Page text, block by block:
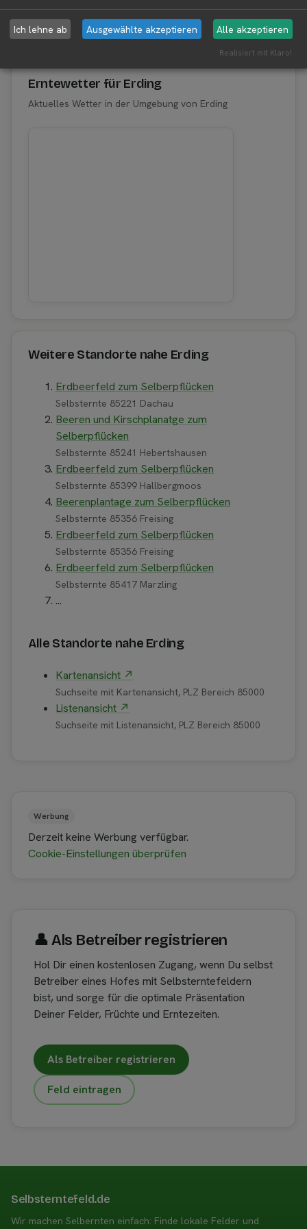
Aktuelle Infos zur Region 85435 Erding
Erntewetter für Erding
Aktuelles Wetter in der Umgebung von Erding
Weitere Standorte nahe Erding
Erdbeerfeld zum Selberpflücken
Selbsternte 85221 Dachau
Beeren und Kirschplanatge zum
Selberpflücken
Selbsternte 85241 Hebertshausen
Erdbeerfeld zum Selberpflücken
Selbsternte 85399 Hallbergmoos
Beerenplantage zum Selberpflücken
Selbsternte 85356 Freising
Erdbeerfeld zum Selberpflücken
Selbsternte 85356 Freising
Erdbeerfeld zum Selberpflücken
Selbsternte 85417 Marzling
...
Alle Standorte nahe Erding
Kartenansicht ↗
Suchseite mit Kartenansicht, PLZ Bereich 85000
Listenansicht ↗
Suchseite mit Listenansicht, PLZ Bereich 85000
Werbung
Derzeit keine Werbung verfügbar.
Cookie-Einstellungen überprüfen
👤︎ Als Betreiber registrieren
Hol Dir einen kostenlosen Zugang, wenn Du selbst
Betreiber eines Hofes mit Selbsterntefeldern
bist, und sorge für die optimale Präsentation
Deiner Felder, Früchte und Erntezeiten.
Als Betreiber registrieren
Feld eintragen
Selbsterntefeld.de
Wir machen Selbernten einfach: Finde lokale Felder und
Ich lehne ab Ausgewählte akzeptieren Alle akzeptieren
Realisiert mit Klaro!